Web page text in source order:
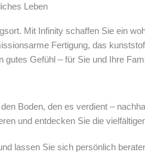
Leben
Mit Infinity schaffen Sie ein
Fertigung, das
gutes Gefühl – für Sie und Ihre
Boden, den es verdient –
und entdecken Sie die
lassen Sie sich persönlich